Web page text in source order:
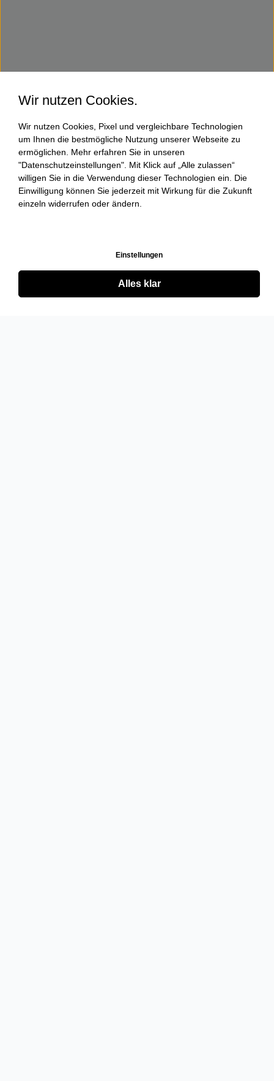
Wir nutzen Cookies.
Wir nutzen Cookies, Pixel und vergleichbare Technologien
um Ihnen die bestmögliche Nutzung unserer Webseite zu
ermöglichen. Mehr erfahren Sie in unseren
"Datenschutzeinstellungen". Mit Klick auf „Alle zulassen“
willigen Sie in die Verwendung dieser Technologien ein. Die
Einwilligung können Sie jederzeit mit Wirkung für die Zukunft
einzeln widerrufen oder ändern.
Einstellungen
Alles klar